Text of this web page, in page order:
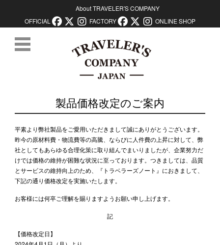
About TRAVELER'S COMPANY
OFFICIAL
FACTORY ONLINE SHOP
製品価格改定のご案内
平素より弊社製品をご愛用いただきまして誠にありがとうございます。
昨今の原材料費・物流費等の高騰、ならびに人件費の上昇に対して、弊
社としてもあらゆる合理化策に取り組んでまいりましたが、企業努力だ
けでは価格の維持が困難な状況に至っております。つきましては、品質
とサービスの維持向上のため、『トラベラーズノート』におきまして、
下記の通り価格改定を実施いたします。
お客様には何卒ご理解を賜りますようお願い申し上げます。
記
【価格改定日】